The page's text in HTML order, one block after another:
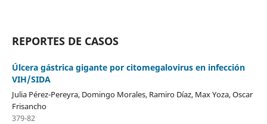
REPORTES DE CASOS
Úlcera gástrica gigante por citomegalovirus en infección
VIH/SIDA
Julia Pérez-Pereyra, Domingo Morales, Ramiro Díaz, Max Yoza, Oscar
Frisancho
379-82